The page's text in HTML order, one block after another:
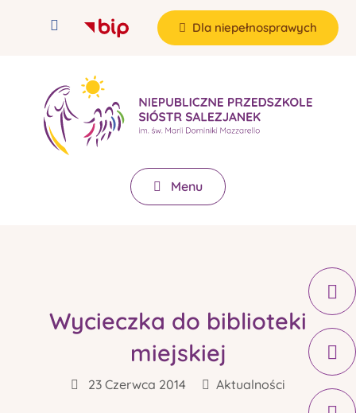
Dla niepełnosprawych
Menu
Wycieczka do biblioteki
miejskiej
23 Czerwca 2014 Aktualności